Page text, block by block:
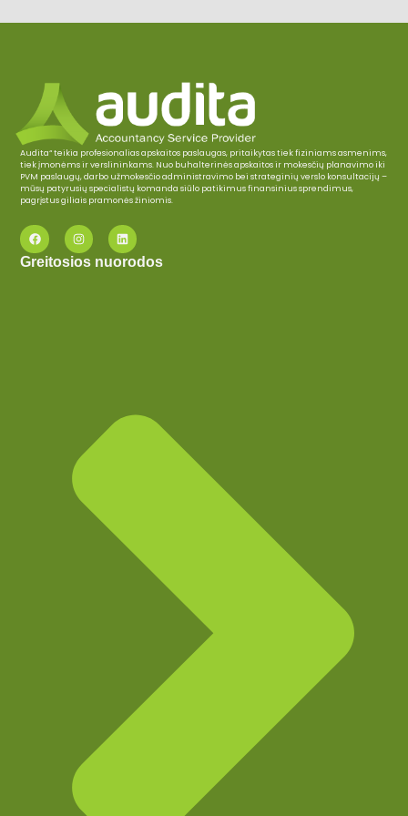
Audita“ teikia profesionalias apskaitos paslaugas, pritaikytas tiek fiziniams asmenims,
tiek įmonėms ir verslininkams. Nuo buhalterinės apskaitos ir mokesčių planavimo iki
PVM paslaugų, darbo užmokesčio administravimo bei strateginių verslo konsultacijų –
mūsų patyrusių specialistų komanda siūlo patikimus finansinius sprendimus,
pagrįstus giliais pramonės žiniomis.
Greitosios nuorodos